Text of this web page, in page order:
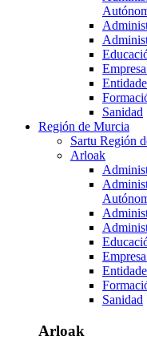
Sanidad
Región de Murcia
Sartu Región
Arloak
Sanidad
Arloak